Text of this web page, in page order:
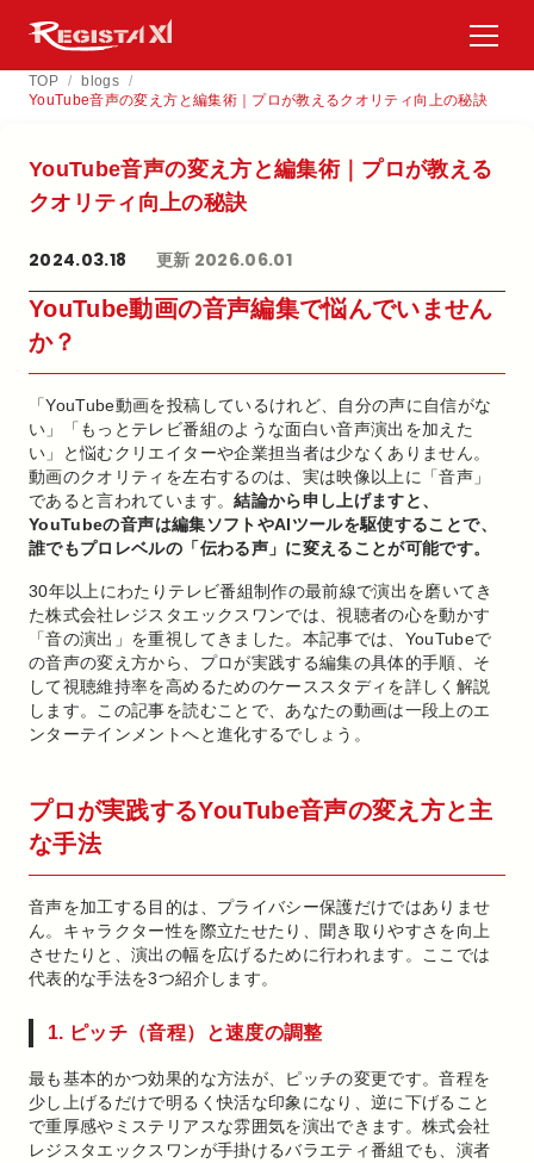
TOP / blogs /
YouTube音声の変え方と編集術｜プロが教えるクオリティ向上の秘訣
YouTube音声の​変え方と​編集術｜プロが​教える​
クオリティ向上の​秘訣
2024.03.18 更新 2026.06.01
YouTube動画の音声編集で悩んでいません
か？
「YouTube動画を投稿しているけれど、自分の声に自信がな
い」「もっとテレビ番組のような面白い音声演出を加えた
い」と悩むクリエイターや企業担当者は少なくありません。
動画のクオリティを左右するのは、実は映像以上に「音声」
であると言われています。結論から申し上げますと、
YouTubeの音声は編集ソフトやAIツールを駆使することで、
誰でもプロレベルの「伝わる声」に変えることが可能です。
30年以上にわたりテレビ番組制作の最前線で演出を磨いてき
た株式会社レジスタエックスワンでは、視聴者の心を動かす
「音の演出」を重視してきました。本記事では、YouTubeで
の音声の変え方から、プロが実践する編集の具体的手順、そ
して視聴維持率を高めるためのケーススタディを詳しく解説
します。この記事を読むことで、あなたの動画は一段上のエ
ンターテインメントへと進化するでしょう。
プロが実践するYouTube音声の変え方と主
な手法
音声を加工する目的は、プライバシー保護だけではありませ
ん。キャラクター性を際立たせたり、聞き取りやすさを向上
させたりと、演出の幅を広げるために行われます。ここでは
代表的な手法を3つ紹介します。
1. ピッチ（音程）と速度の調整
最も基本的かつ効果的な方法が、ピッチの変更です。音程を
少し上げるだけで明るく快活な印象になり、逆に下げること
で重厚感やミステリアスな雰囲気を演出できます。株式会社
レジスタエックスワンが手掛けるバラエティ番組でも、演者